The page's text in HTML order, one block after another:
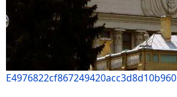
E4976822cf867249420acc3d8d10b960